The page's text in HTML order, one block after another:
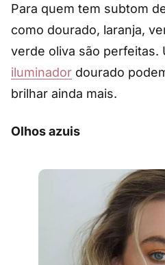
Para quem tem subtom
como dourado, laranja,
verde oliva são perfeitas.
iluminador dourado
brilhar ainda mais.
Olhos azuis